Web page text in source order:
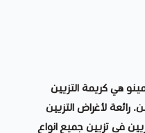
هي كريمة التزيين
رائعة لأغراض التزيين
في تزيين جميع انواع